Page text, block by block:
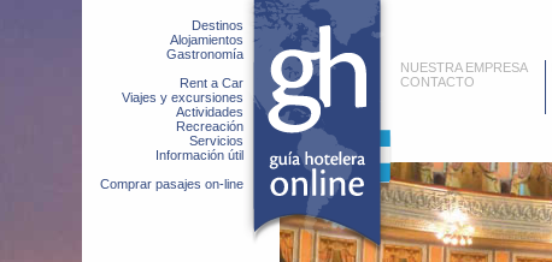
Destinos
Alojamientos
Gastronomía
Rent a Car
Viajes y excursiones
Actividades
Recreación
Servicios
Información útil
Comprar pasajes on-line
NUESTRA EMPRESA
CONTACTO